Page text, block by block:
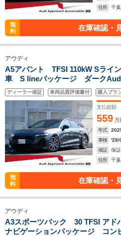
住所
千
無
料
在庫確認・
アウディ
A5アバント TFSI 110kW Sライ
車 S lineパッケージ ダーク
グパッケージ テクノロジーパッ
ッケージ MMIナビゲーション
定中古車保証1年
ディーラー保証 車両品質評価書付 購入プラ
支払総額
559 万
年式
車検
'28/
保証
保
住所
千
無
料
在庫確認・
アウディ
A3スポーツバック 30 TFSI ア
ナビゲーションパッケージ コン